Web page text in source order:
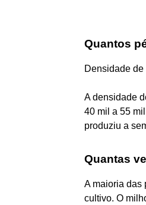
Quantos
Densidade
A densidade
40 mil a 55
produziu a
Quantas
A maioria das
cultivo. O